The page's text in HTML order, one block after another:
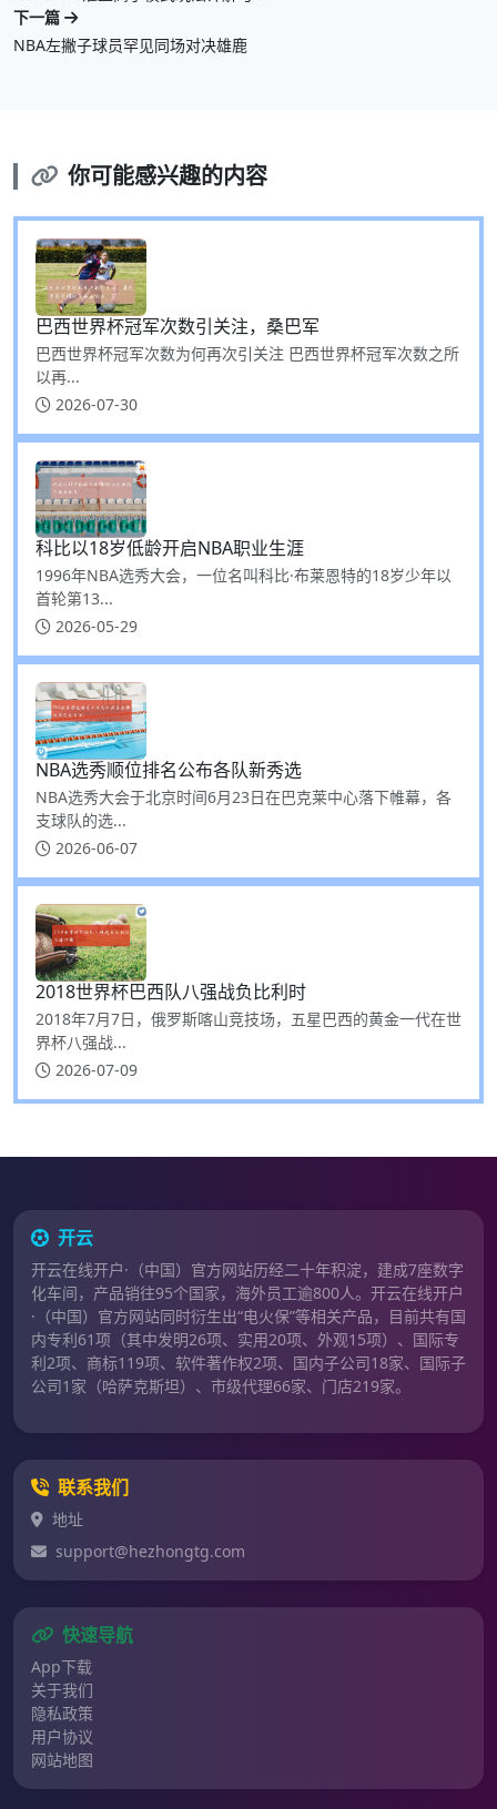
下一篇
NBA左撇子球员罕见同场对决雄鹿
你可能感兴趣的内容
巴西世界杯冠军次数引关注，桑巴军
巴西世界杯冠军次数为何再次引关注 巴西世界杯冠军次数之所
以再...
2026-07-30
科比以18岁低龄开启NBA职业生涯
1996年NBA选秀大会，一位名叫科比·布莱恩特的18岁少年以
首轮第13...
2026-05-29
NBA选秀顺位排名公布各队新秀选
NBA选秀大会于北京时间6月23日在巴克莱中心落下帷幕，各
支球队的选...
2026-06-07
2018世界杯巴西队八强战负比利时
2018年7月7日，俄罗斯喀山竞技场，五星巴西的黄金一代在世
界杯八强战...
2026-07-09
开云
开云在线开户·（中国）官方网站历经二十年积淀，建成7座数字
化车间，产品销往95个国家，海外员工逾800人。开云在线开户
·（中国）官方网站同时衍生出“电火保”等相关产品，目前共有国
内专利61项（其中发明26项、实用20项、外观15项）、国际专
利2项、商标119项、软件著作权2项、国内子公司18家、国际子
公司1家（哈萨克斯坦）、市级代理66家、门店219家。
联系我们
地址
support@hezhongtg.com
快速导航
App下载
关于我们
隐私政策
用户协议
网站地图